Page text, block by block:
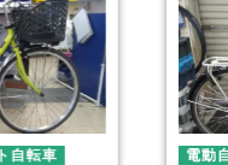
自転車 電動